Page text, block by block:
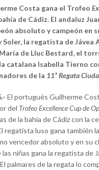
Costa gana el Trofeo
de Cádiz. El andaluz
absoluto y campeón en
Soler, la regatista de Jávea
de Lluc Bestard, el
catalana Isabella Tierno
de la 11ª Regata
El portugués Guilherme
del Trofeo Excellence Cup de
de la bahía de Cádiz con la
regatista luso gana también la
vencedor absoluto y en su
niñas gana la regatista de
palmares de la regata lo